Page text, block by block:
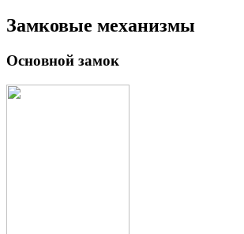
Замковые механизмы
Основной замок